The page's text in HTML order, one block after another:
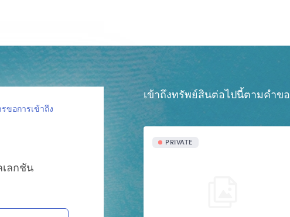
ขอการเข้าถึง
ลกชัน
เข้าถึงทรัพย์สินต่อไปนี้ตามคำขอ
PRIVATE